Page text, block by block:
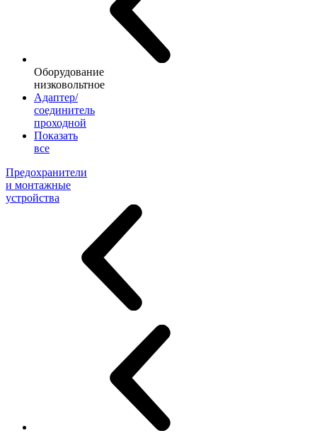
Оборудование
низковольтное
Адаптер/
соединитель
проходной
Показать
все
Предохранители
и монтажные
устройства